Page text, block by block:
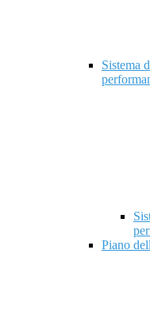
Sistema
Piano